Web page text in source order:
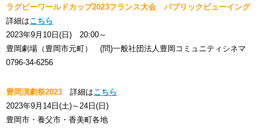
ラグビーワールドカップ2023フランス大会 パブリックビューイング
詳細はこちら
2023年9月10日(日) 20:00～
豊岡劇場（豊岡市元町） (問)一般社団法人豊岡コミュニティシネマ
0796-34-6256
豊岡演劇祭2023 詳細はこちら
2023年9月14日(土)～24日(日)
豊岡市・養父市・香美町各地